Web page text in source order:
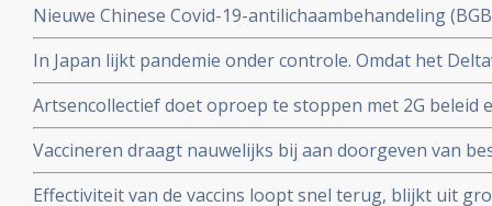
doorgeven van virus.
Nieuwe Chinese Covid-19-antilichaambehandeling
Covid-19 - coronavirus is veelbelovend en
Chinese coronapatienten
In Japan lijkt pandemie onder controle. Omdat het
gemuteerd of omdat er veel ivermectine wordt
Artsencollectief doet oproep te stoppen met 2G beleid
de druk op de zorg te verminderen
Vaccineren draagt nauwelijks bij aan doorgeven van
vaccineren lijkt juist doorgeven van besmettingen en
stimuleren. Bewijst groot internationaal onderzoek in
Effectiviteit van de vaccins loopt snel terug, blijkt uit